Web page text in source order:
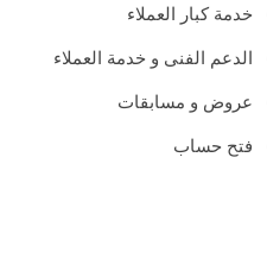
خدمة كبار العملاء
الدعم الفنى و خدمة العملاء
عروض و مسابقات
فتح حساب